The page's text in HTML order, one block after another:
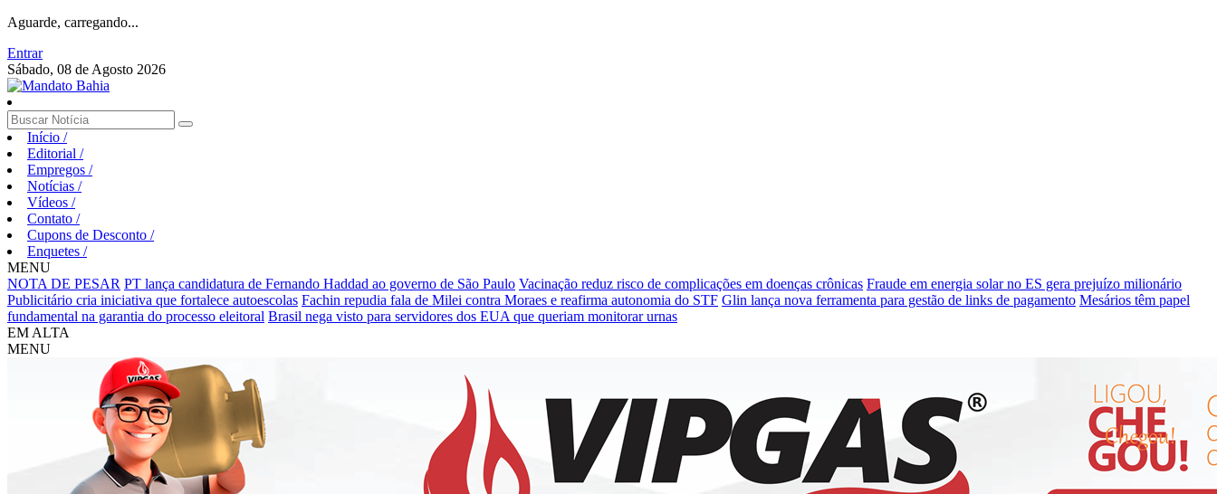
Aguarde, carregando...
Entrar
Sábado, 08 de Agosto 2026
Início /
Editorial /
Empregos /
Notícias /
Vídeos /
Contato /
Cupons de Desconto /
Enquetes /
MENU
NOTA DE PESAR PT lança candidatura de Fernando Haddad ao governo de São Paulo Vacinação reduz risco de complicações em doenças crônicas Fraude em energia solar no ES gera prejuízo milionário
Publicitário cria iniciativa que fortalece autoescolas Fachin repudia fala de Milei contra Moraes e reafirma autonomia do STF Glin lança nova ferramenta para gestão de links de pagamento Mesários têm papel
fundamental na garantia do processo eleitoral Brasil nega visto para servidores dos EUA que queriam monitorar urnas
EM ALTA
MENU